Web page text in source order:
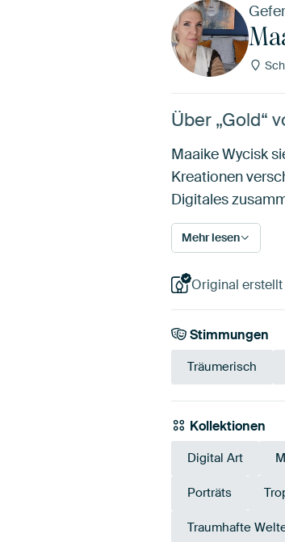
Über „Gold“
Maaike Wycisk
Kreationen
Digitales
Mehr lesen
Original erstellt
Stimmungen
Träumerisch
Kollektionen
Digital Art
Porträts
Traumhafte